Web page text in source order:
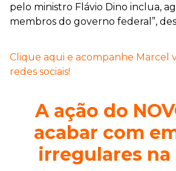
pelo ministro Flávio Dino inclua,
membros do governo federal”,
Clique aqui e acompanhe Marcel
redes sociais!
A ação do
acabar com
irregulares na